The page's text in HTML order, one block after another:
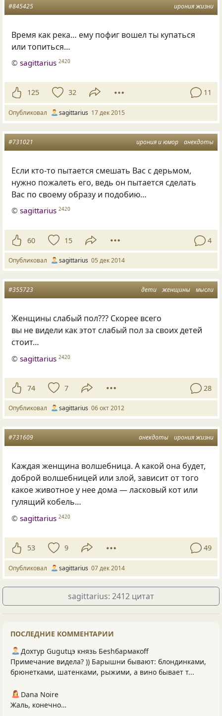
ирония жизни
#845425
Время как река… ему пофиг вошел ты купаться
или топиться…
©sagittarius 2420
125 32 11
Опубликовал sagittarius 17 дек 2015
ирония и юмор анекдоты
#731021
Если кто-то пытается смешать Вас с дерьмом,
нужно пожалеть его, ведь он пытается сделать
Вас по своему образу и подобию…
©sagittarius 2420
60 15 4
Опубликовал sagittarius 05 дек 2014
дети женщины мысли
#355723
Женщины слабый пол??? Скорее всего
вы не видели как этот слабый пол за своих детей
стоит…
©sagittarius 2420
74 7 28
Опубликовал sagittarius 06 окт 2012
анекдоты ирония жизни
#731609
Каждая женщина волшебница. А какой она будет,
доброй волшебницей или злой, зависит от того
какое животное у нее дома — ласковый кот или
гулящий кобель…
©sagittarius 2420
53 9 49
Опубликовал sagittarius 07 дек 2014
sagittarius: 2412 цитат
ПОСЛЕДНИЕ КОММЕНТАРИИ
Дохтур Gugutцэ князь Беshбармакоff
Примечание видела? )) Барышни бывают: блондинками,
брюнетками, шатенками, рыжими, а вино бывает т...
Dana Noire
Жаль, конечно…